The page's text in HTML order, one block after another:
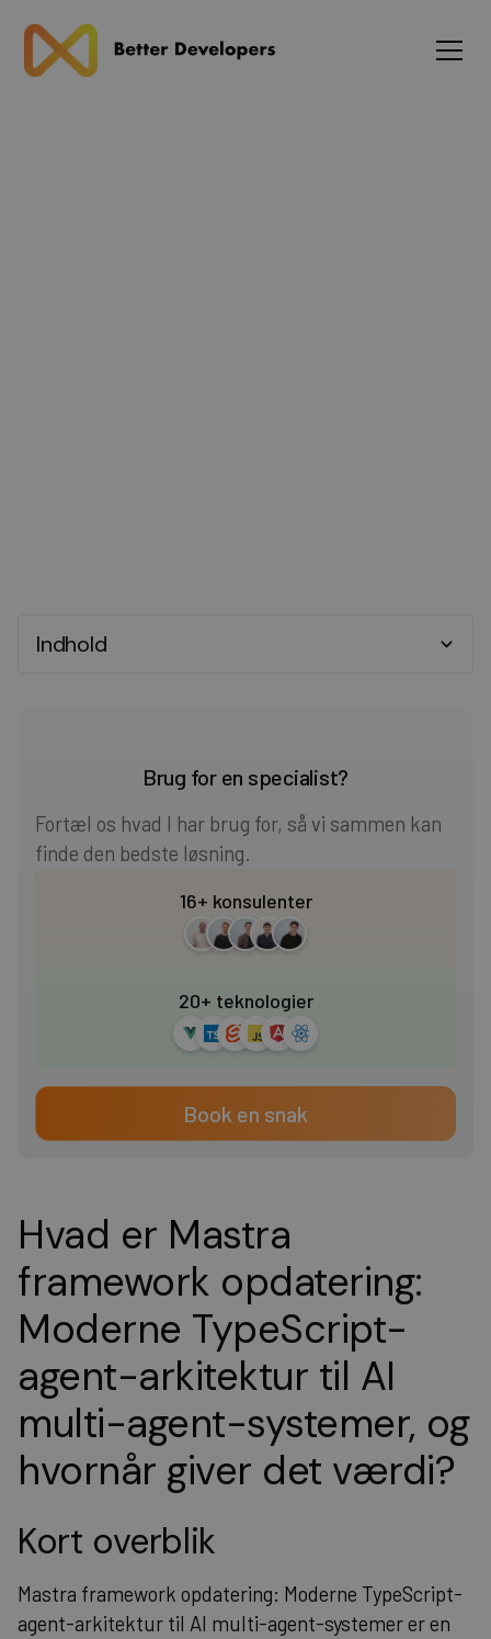
Hvad er Mastra
framework opdatering:
Moderne TypeScript-
agent-arkitektur til AI
multi-agent-systemer, og
hvornår giver det værdi?
Kort overblik
Mastra framework opdatering: Moderne TypeScript-
agent-arkitektur til AI multi-agent-systemer er en
Indhold
Heading 4
Heading 5
Brug for en specialist?
Fortæl os hvad I har brug for, så vi sammen kan
finde den bedste løsning.
16+ konsulenter
20+ teknologier
Book en snak